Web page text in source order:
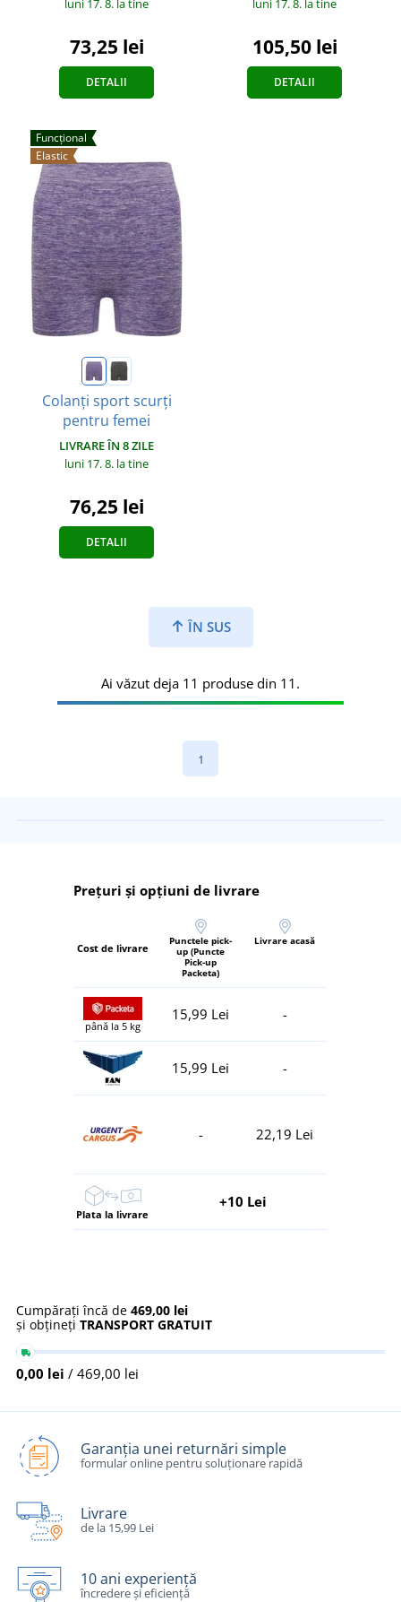
luni 17. 8. la tine
73,25 lei
DETALII
luni 17. 8. la tine
105,50 lei
DETALII
Funcțional
Elastic
Colanți sport scurți
pentru femei
LIVRARE ÎN 8 ZILE
luni 17. 8. la tine
76,25 lei
DETALII
ÎN SUS
Ai văzut deja 11 produse din 11.
1
Prețuri și opțiuni de livrare
Cost de livrare
Punctele pick-
up (Puncte
Pick-up
Packeta)
Livrare acasă
până la 5 kg
15,99 Lei -
15,99 Lei -
- 22,19 Lei
Plata la livrare
+10 Lei
Cumpărați încă de 469,00 lei
și obțineți TRANSPORT GRATUIT
0,00 lei / 469,00 lei
Garanția unei returnări simple
formular online pentru soluționare rapidă
Livrare
de la 15,99 Lei
10 ani experiență
încredere și eficiență